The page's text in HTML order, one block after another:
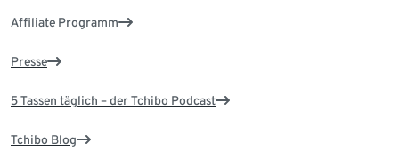
Affiliate Programm
Presse
5 Tassen täglich – der Tchibo Podcast
Tchibo Blog